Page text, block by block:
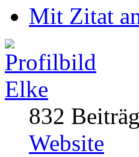
Mit Zitat
Elke
832
Website